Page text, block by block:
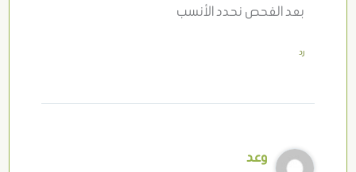
بعد الفحص نحدد الأنسب
رد
وعد